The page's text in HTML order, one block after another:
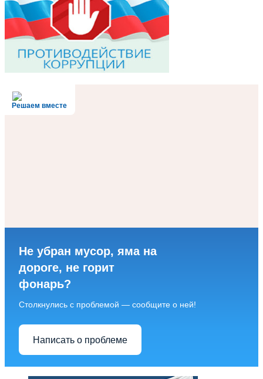
Решаем вместе
Не убран мусор, яма на
дороге, не горит
фонарь?
Столкнулись с проблемой — сообщите о ней!
Написать о проблеме